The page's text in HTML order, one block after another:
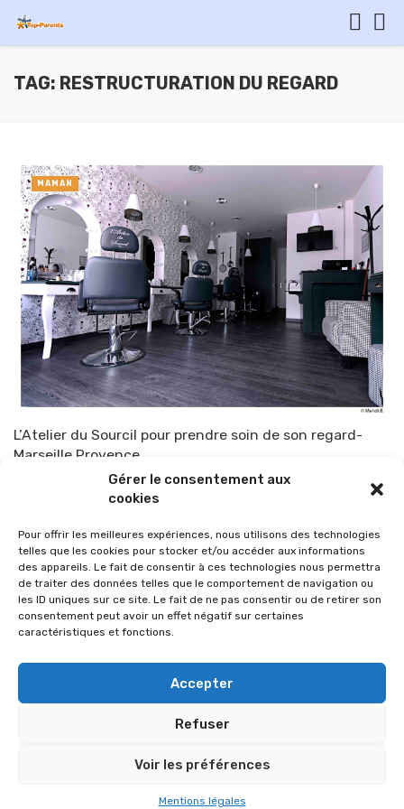
Gérer le consentement aux
cookies
Pour offrir les meilleures expériences, nous utilisons des technologies
telles que les cookies pour stocker et/ou accéder aux informations
des appareils. Le fait de consentir à ces technologies nous permettra
de traiter des données telles que le comportement de navigation ou
les ID uniques sur ce site. Le fait de ne pas consentir ou de retirer son
consentement peut avoir un effet négatif sur certaines
caractéristiques et fonctions.
Accepter
Refuser
Voir les préférences
Mentions légales
TAG: RESTRUCTURATION DU REGARD
L’Atelier du Sourcil pour prendre soin de son regard-
Marseille Provence
TOP-PARENTS 2 février 2016
MAMAN